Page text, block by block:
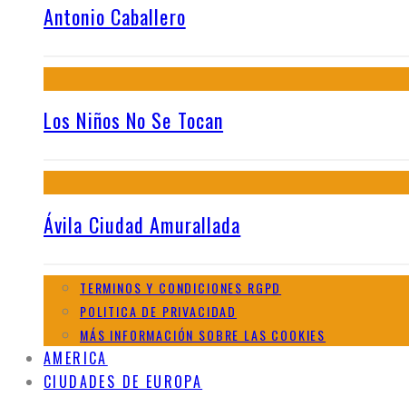
Antonio Caballero
Los Niños No Se Tocan
Ávila Ciudad Amurallada
TERMINOS Y CONDICIONES RGPD
POLITICA DE PRIVACIDAD
MÁS INFORMACIÓN SOBRE LAS COOKIES
AMERICA
CIUDADES DE EUROPA